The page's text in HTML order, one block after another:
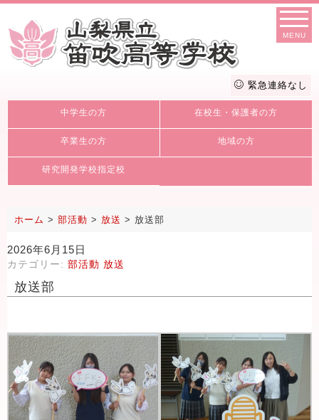
MENU
緊急連絡なし
中学生の方 在校生・保護者の方
卒業生の方 地域の方
研究開発学校指定校
ホーム > 部活動 > 放送 > 放送部
2026年6月15日
カテゴリー: 部活動 放送
放送部